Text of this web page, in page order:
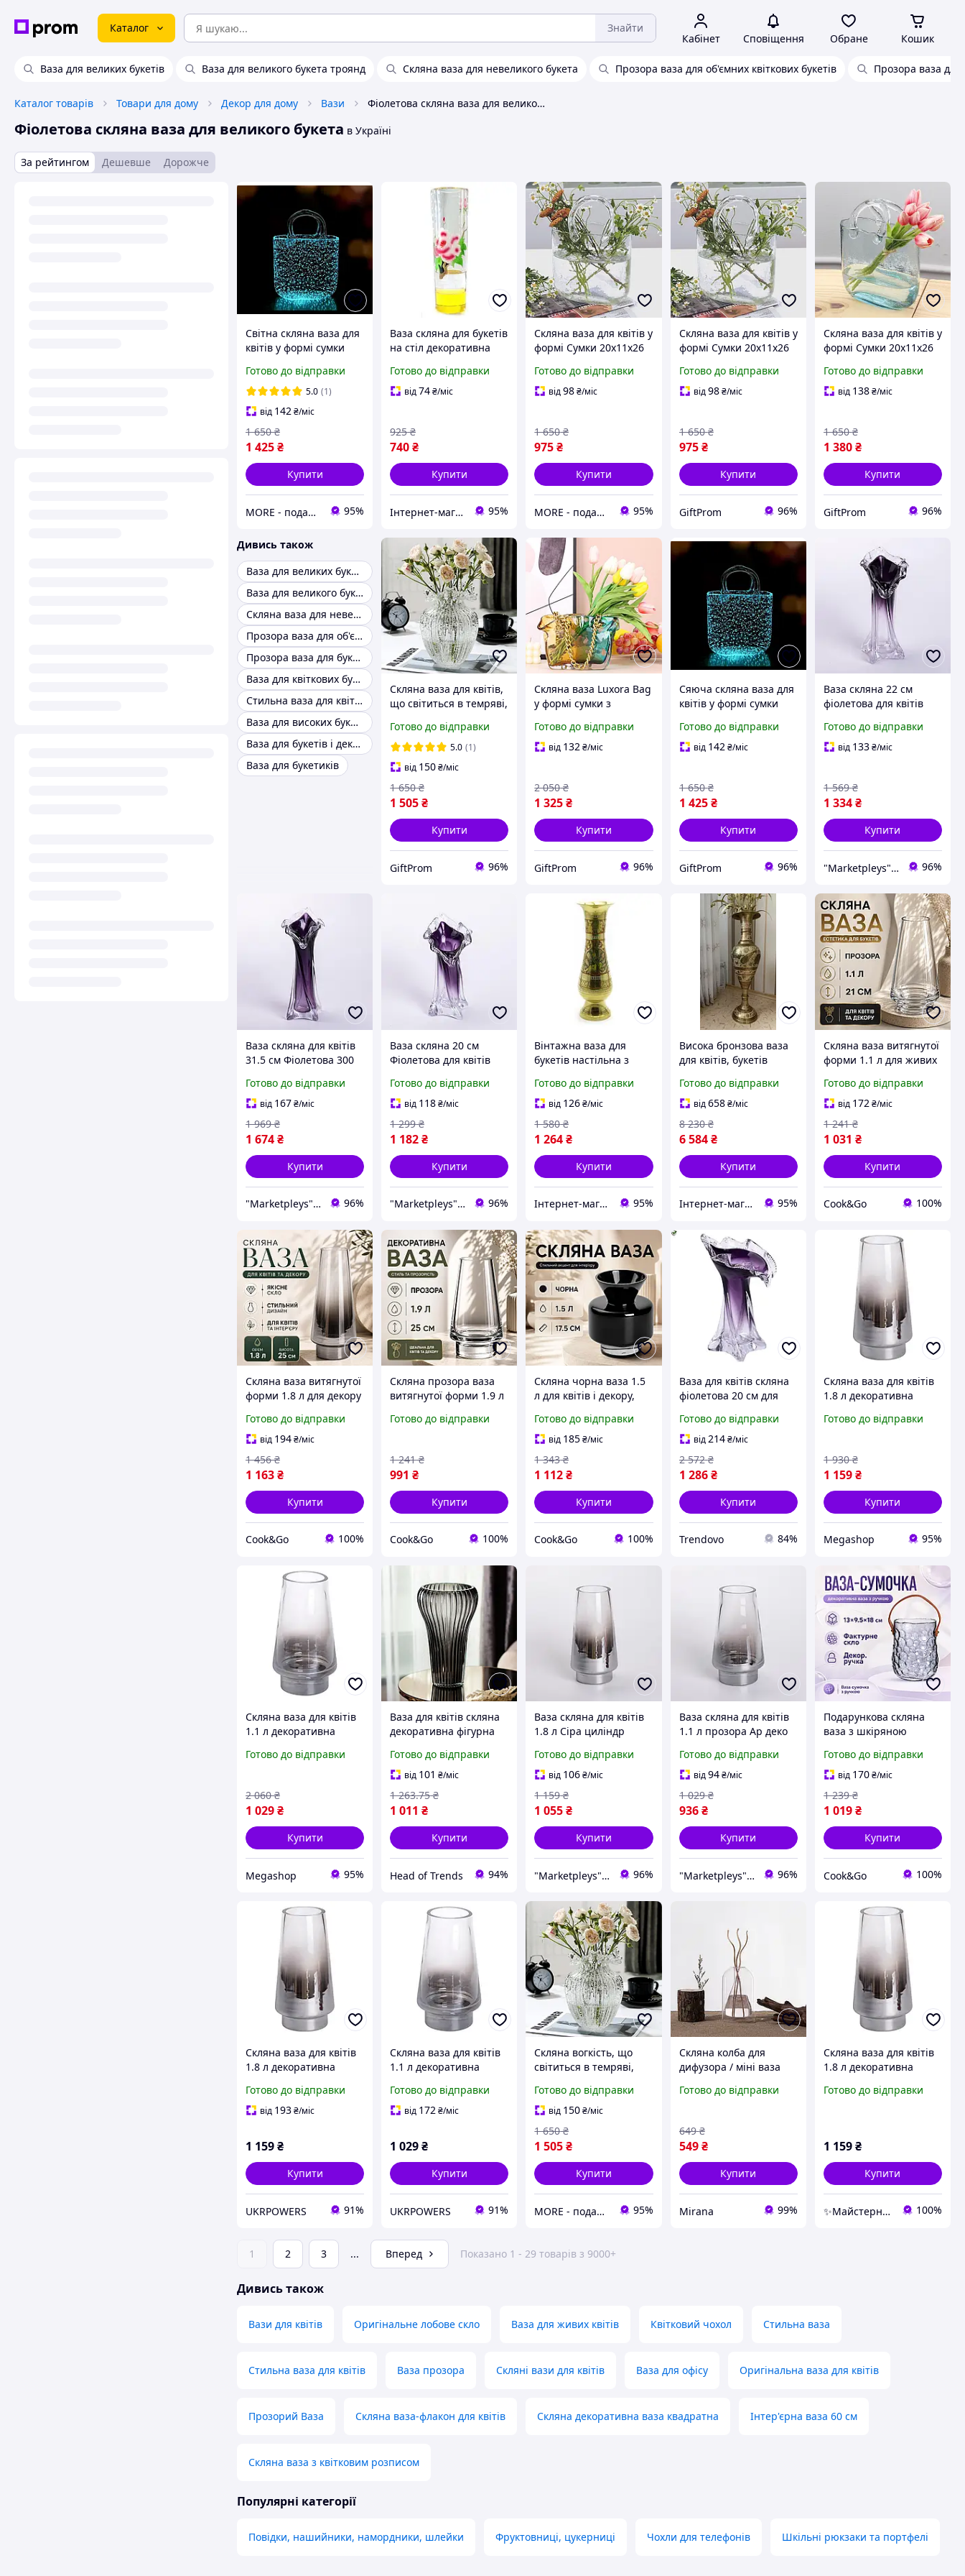
Каталог Знайти
Кабінет Сповіщення Обране Кошик
Ваза для великих букетів Ваза для великого букета троянд Скляна ваза для невеликого букета Прозора ваза для об'ємних квіткових букетів Прозора ваза для
Каталог товарів Товари для дому Декор для дому Вази Фіолетова скляна ваза для великого букета
Фіолетова скляна ваза для великого букета в Україні
За рейтингом Дешевше Дорожче
Світна скляна ваза для
квітів у формі сумки
20x11x26 см
Готово до відправки
5.0 (1)
від 142₴/міс
1 425₴
1 650 ₴
Купити
MORE - подарунки, товари для їжі з з собою 95%
Ваза скляна для букетів
на стіл декоративна
Готово до відправки
від74₴/міс
740₴
925 ₴
Купити
Інтернет-магазин Megusta 95%
Скляна ваза для квітів у
формі Сумки 20x11x26
Прозора
Готово до відправки
від98₴/міс
975₴
1 650 ₴
Купити
MORE - подарунки, товари для їжі з з собою 95%
Скляна ваза для квітів у
формі Сумки 20x11x26
Прозора
Готово до відправки
від98 ₴/міс
975 ₴
1 650 ₴
Купити
GiftProm 96%
Скляна ваза для квітів у
формі Сумки 20x11x26
Готово до відправки
від 138₴/міс
1 380₴
1 650 ₴
Купити
GiftProm 96%
Дивись також
Ваза для великих букетів
Ваза для великого букета троянд
Скляна ваза для невеликого букета
Прозора ваза для об'ємних квіткових букетів
Прозора ваза для букета 20 см
Ваза для квіткових букетів
Стильна ваза для квіткових букетів
Ваза для високих букетів
Ваза для букетів і декору
Ваза для букетиків
Скляна ваза для квітів,
що світиться в темряві,
Готово до відправки
5.0 (1)
від 150₴/міс
1 505₴
1 650 ₴
Купити
GiftProm 96%
Скляна ваза Luxora Bag
у формі сумки з
для квітів і декору,
22×9×14 см
Готово до відправки
від 132₴/міс
1 325₴
2 050 ₴
Купити
GiftProm 96%
Сяюча скляна ваза для
квітів у формі сумки
20x11x26 см
Готово до відправки
від 142 ₴/міс
1 425 ₴
1 650 ₴
Купити
GiftProm 96%
Ваза скляна 22 см
фіолетова для квітів
інтер'єрна ваза для
букета скло
Готово до відправки
від 133₴/міс
1 334₴
1 569 ₴
Купити
"Marketpleys" - перетворюйте свої бажання на реальність на нашому маркетплейсі! 96%
Ваза скляна для квітів
31.5 см Фіолетова 300
Декоративна ваза
інтер'єр
Готово до відправки
від 167₴/міс
1 674₴
1 969 ₴
Купити
"Marketpleys" - перетворюйте свої бажання на реальність на нашому маркетплейсі! 96%
Ваза скляна 20 см
Фіолетова для квітів
фігурна Прозора ваза
для букета
Готово до відправки
від 118₴/міс
1 182₴
1 299 ₴
Купити
"Marketpleys" - перетворюйте свої бажання на реальність на нашому маркетплейсі! 96%
Вінтажна ваза для
букетів настільна з
Готово до відправки
від 126₴/міс
1 264₴
1 580 ₴
Купити
Інтернет-магазин Megusta 95%
Висока бронзова ваза
для квітів, букетів
Готово до відправки
від658 ₴/міс
6 584 ₴
8 230 ₴
Купити
Інтернет-магазин Megusta 95%
Скляна ваза витягнутої
форми 1.1 л для живих
посудина 21 см для
букета у стилі
Готово до відправки
від 172 ₴/міс
1 031 ₴
1 241 ₴
Купити
Сook&Go 100%
Скляна ваза витягнутої
форми 1.8 л для декору
сіра посудина 25 см
для букета у стилі
мінімалізм
Готово до відправки
від 194₴/міс
1 163₴
1 456 ₴
Купити
Сook&Go 100%
Скляна прозора ваза
витягнутої форми 1.9 л
Велика посудина 25 см
мінімалізм
Готово до відправки
991 ₴
1 241 ₴
Купити
Сook&Go 100%
Скляна чорна ваза 1.5
л для квітів і декору,
посудина 17,5 см для
букета у стилі
мінімалізм
Готово до відправки
від 185₴/міс
1 112₴
1 343 ₴
Купити
Сook&Go 100%
Ваза для квітів скляна
фіолетова 20 см для
подавання букетів
Готово до відправки
від214 ₴/міс
1 286 ₴
2 572 ₴
Купити
Trendovo 84%
Скляна ваза для квітів
1.8 л декоративна
букета 25 см Сіра HP-
Готово до відправки
1 159₴
1 930 ₴
Купити
Megashop 95%
Скляна ваза для квітів
1.1 л декоративна
букета 21 см HP-10-3
Готово до відправки
1 029₴
2 060 ₴
Купити
Megashop 95%
Ваза для квітів скляна
декоративна фігурна
вази для декору
оригінальна у
подарунок стильна
Сіра
Готово до відправки
від 101 ₴/міс
1 011 ₴
1 263.75 ₴
Купити
Head of Trends 94%
Ваза скляна для квітів
1.8 л Сіра циліндр
Декоративна ваза для
букета
Готово до відправки
від 106₴/міс
1 055₴
1 159 ₴
Купити
"Marketpleys" - перетворюйте свої бажання на реальність на нашому маркетплейсі! 96%
Ваза скляна для квітів
1.1 л прозора Ар деко
Скляна ваза для букета
Готово до відправки
від94 ₴/міс
936 ₴
1 029 ₴
Купити
"Marketpleys" - перетворюйте свої бажання на реальність на нашому маркетплейсі! 96%
Подарункова скляна
ваза з шкіряною
для квітів, Сіра
місткість у формі сумки
для букетів і сухоцвітів
Готово до відправки
від 170₴/міс
1 019₴
1 239 ₴
Купити
Сook&Go 100%
Скляна ваза для квітів
1.8 л декоративна
букета 25 см Сіра HP-
10-2
Готово до відправки
від 193₴/міс
1 159₴
Купити
UKRPOWERS 91%
Скляна ваза для квітів
1.1 л декоративна
букета 21 см HP-10-3
Готово до відправки
від 172₴/міс
1 029₴
Купити
UKRPOWERS 91%
Скляна вогкість, що
світиться в темряві,
Готово до відправки
від 150₴/міс
1 505₴
1 650 ₴
Купити
MORE - подарунки, товари для їжі з з собою 95%
Скляна колба для
дифузора / міні ваза
Готово до відправки
549 ₴
649 ₴
Купити
Mirana 99%
Скляна ваза для квітів
1.8 л декоративна
букета 25 см Сіра HP-
Готово до відправки
1 159₴
Купити
✨Майстерня Декору✨ 100%
1 2 3 ... Вперед Показано 1 - 29 товарів з 9000+
Дивись також
Вази для квітів Оригінальне лобове скло Ваза для живих квітів Квітковий чохол Стильна ваза
Стильна ваза для квітів Ваза прозора Скляні вази для квітів Ваза для офісу Оригінальна ваза для квітів
Прозорий Ваза Скляна ваза-флакон для квітів Скляна декоративна ваза квадратна Інтер'єрна ваза 60 см
Скляна ваза з квітковим розписом
Популярні категорії
Повідки, нашийники, намордники, шлейки Фруктовниці, цукерниці Чохли для телефонів Шкільні рюкзаки та портфелі